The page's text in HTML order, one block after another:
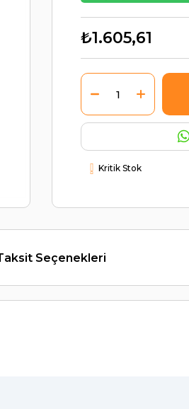
₺1.605,61
Kritik Stok
Seçenekleri